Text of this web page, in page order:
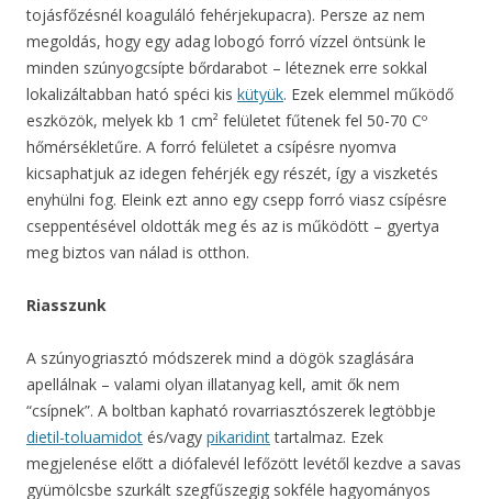
tojásfőzésnél koaguláló fehérjekupacra). Persze az nem
megoldás, hogy egy adag lobogó forró vízzel öntsünk le
minden szúnyogcsípte bőrdarabot – léteznek erre sokkal
lokalizáltabban ható spéci kis kütyük. Ezek elemmel működő
eszközök, melyek kb 1 cm² felületet fűtenek fel 50-70 Cº
hőmérsékletűre. A forró felületet a csípésre nyomva
kicsaphatjuk az idegen fehérjék egy részét, így a viszketés
enyhülni fog. Eleink ezt anno egy csepp forró viasz csípésre
cseppentésével oldották meg és az is működött – gyertya
meg biztos van nálad is otthon.
Riasszunk
A szúnyogriasztó módszerek mind a dögök szaglására
apellálnak – valami olyan illatanyag kell, amit ők nem
“csípnek”. A boltban kapható rovarriasztószerek legtöbbje
dietil-toluamidot és/vagy pikaridinttartalmaz. Ezek
megjelenése előtt a diófalevél lefőzött levétől kezdve a savas
gyümölcsbe szurkált szegfűszegig sokféle hagyományos